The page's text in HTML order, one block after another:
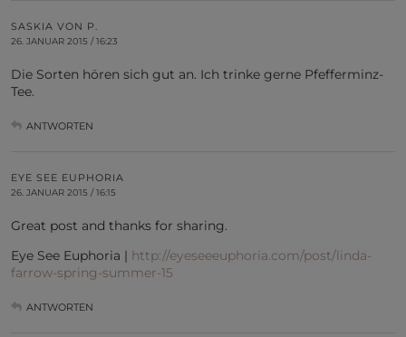
SASKIA VON P.
26. JANUAR 2015 / 16:23
Die Sorten hören sich gut an. Ich trinke gerne Pfefferminz-
Tee.
ANTWORTEN
EYE SEE EUPHORIA
26. JANUAR 2015 / 16:15
Great post and thanks for sharing.
Eye See Euphoria | http://eyeseeeuphoria.com/post/linda-
farrow-spring-summer-15
ANTWORTEN